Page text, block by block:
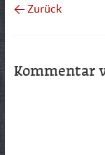
← Zurück
Kommentar